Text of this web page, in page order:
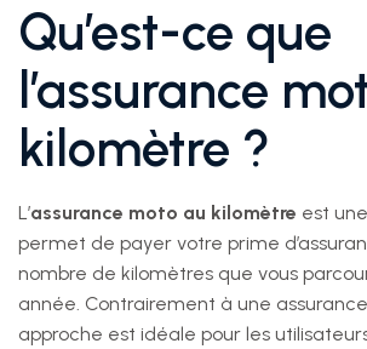
Qu’est-ce que
l’assurance
kilomètre ?
L’assurance moto au kilomètre est
permet de payer votre prime
nombre de kilomètres que vous
année. Contrairement à une
approche est idéale pour les